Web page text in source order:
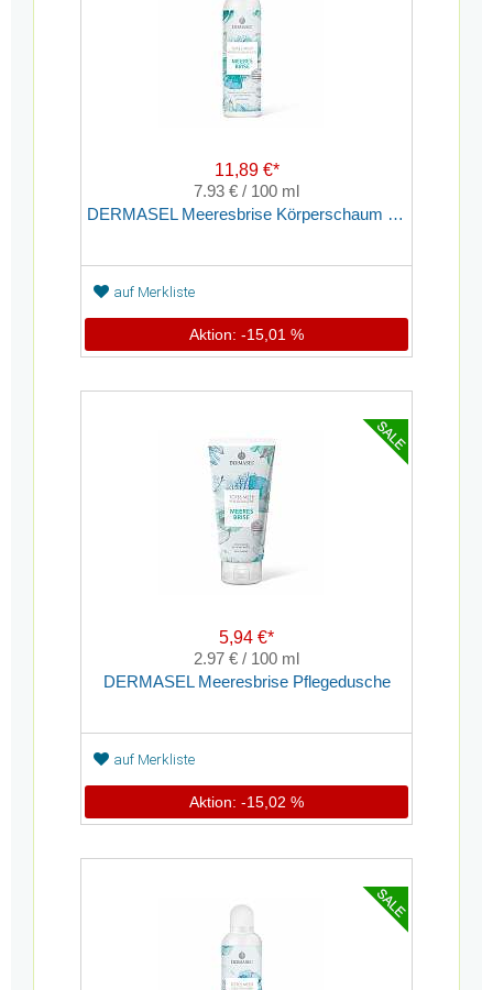
11,89 €*
7.93 € / 100 ml
DERMASEL Meeresbrise Körperschaum zu Öl
auf Merkliste
Aktion: -15,01 %
5,94 €*
2.97 € / 100 ml
DERMASEL Meeresbrise Pflegedusche
auf Merkliste
Aktion: -15,02 %